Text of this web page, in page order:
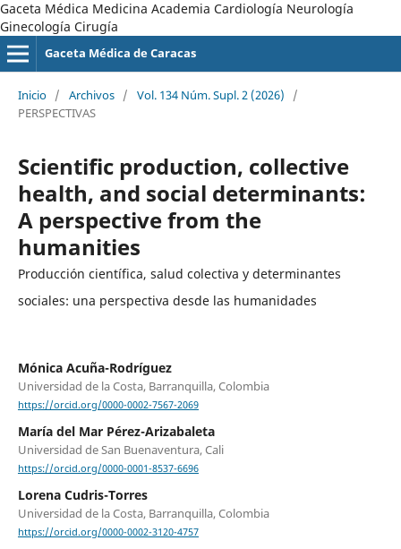
Gaceta Médica Medicina Academia Cardiología Neurología
Ginecología Cirugía
Gaceta Médica de Caracas
Inicio / Archivos / Vol. 134 Núm. Supl. 2 (2026)
/
PERSPECTIVAS
Scientific production, collective
health, and social determinants:
A perspective from the
humanities
Producción científica, salud colectiva y determinantes
sociales: una perspectiva desde las humanidades
Mónica Acuña-Rodríguez
Universidad de la Costa, Barranquilla, Colombia
https://orcid.org/0000-0002-7567-2069
María del Mar Pérez-Arizabaleta
Universidad de San Buenaventura, Cali
https://orcid.org/0000-0001-8537-6696
Lorena Cudris-Torres
Universidad de la Costa, Barranquilla, Colombia
https://orcid.org/0000-0002-3120-4757